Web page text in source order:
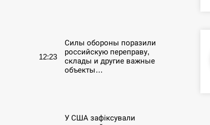
12:23
Силы обороны поразили
российскую переправу,
склады и другие важные
объекты…
У США зафіксували